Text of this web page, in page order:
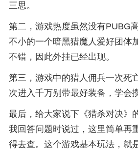
三思。
第二，游戏热度虽然没有PUBG
不小的一个暗黑猎魔人爱好团体
不错，因此外挂已经出现。
第三，游戏中的猎人佣兵一次死
次进入千万别带最好装备，学会
最后，给大家说下《猎杀对决》
我回答问题时说过，这里简单再
得去查。这个游戏基本玩法，就